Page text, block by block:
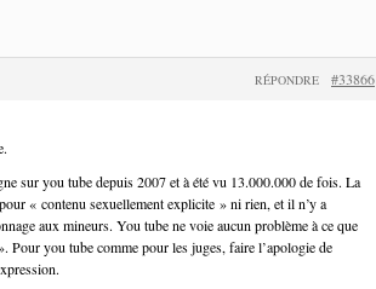
#33866
RÉPONDRE
sur you tube depuis 2007 et à été vu 13.000.000 de fois. La
« contenu sexuellement explicite » ni rien, et il n’y a
aux mineurs. You tube ne voie aucun problème à ce que
Pour you tube comme pour les juges, faire l’apologie de